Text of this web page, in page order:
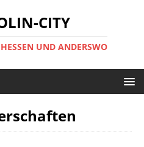
CITY
UND ANDERSWO